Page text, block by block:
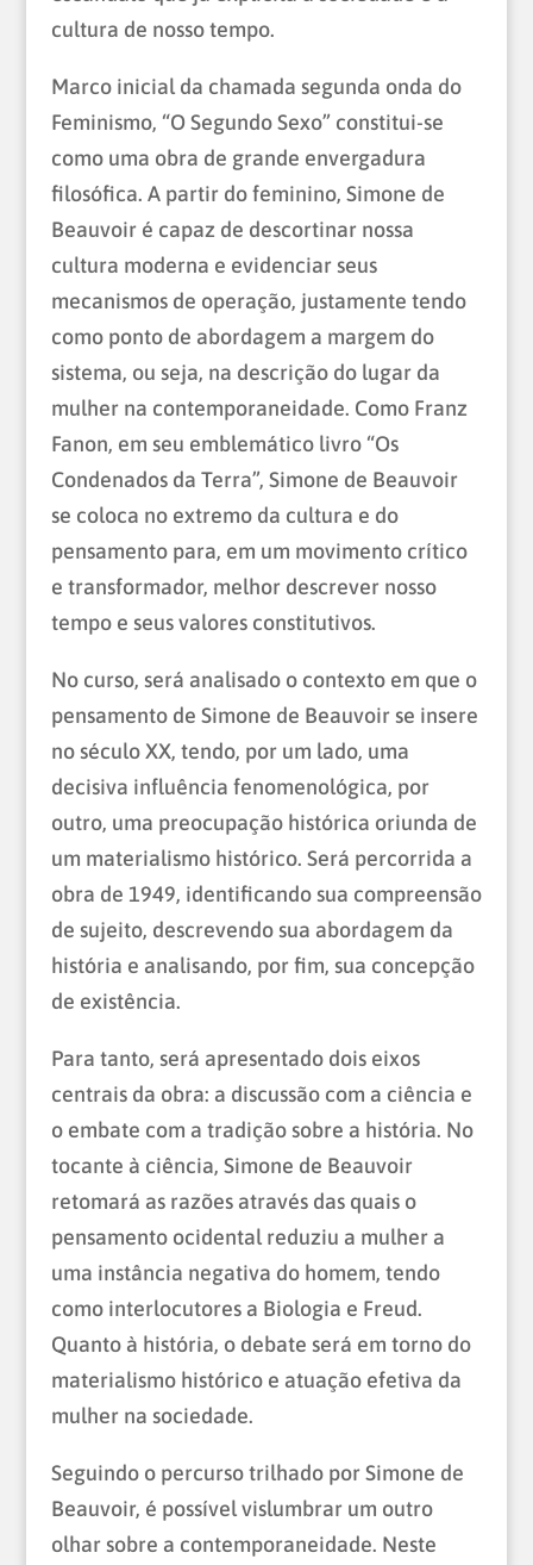
cultura de nosso tempo.
Marco inicial da chamada segunda onda do
Feminismo, “O Segundo Sexo” constitui-se
como uma obra de grande envergadura
filosófica. A partir do feminino, Simone de
Beauvoir é capaz de descortinar nossa
cultura moderna e evidenciar seus
mecanismos de operação, justamente tendo
como ponto de abordagem a margem do
sistema, ou seja, na descrição do lugar da
mulher na contemporaneidade. Como Franz
Fanon, em seu emblemático livro “Os
Condenados da Terra”, Simone de Beauvoir
se coloca no extremo da cultura e do
pensamento para, em um movimento crítico
e transformador, melhor descrever nosso
tempo e seus valores constitutivos.
No curso, será analisado o contexto em que o
pensamento de Simone de Beauvoir se insere
no século XX, tendo, por um lado, uma
decisiva influência fenomenológica, por
outro, uma preocupação histórica oriunda de
um materialismo histórico. Será percorrida a
obra de 1949, identificando sua compreensão
de sujeito, descrevendo sua abordagem da
história e analisando, por fim, sua concepção
de existência.
Para tanto, será apresentado dois eixos
centrais da obra: a discussão com a ciência e
o embate com a tradição sobre a história. No
tocante à ciência, Simone de Beauvoir
retomará as razões através das quais o
pensamento ocidental reduziu a mulher a
uma instância negativa do homem, tendo
como interlocutores a Biologia e Freud.
Quanto à história, o debate será em torno do
materialismo histórico e atuação efetiva da
mulher na sociedade.
Seguindo o percurso trilhado por Simone de
Beauvoir, é possível vislumbrar um outro
olhar sobre a contemporaneidade. Neste